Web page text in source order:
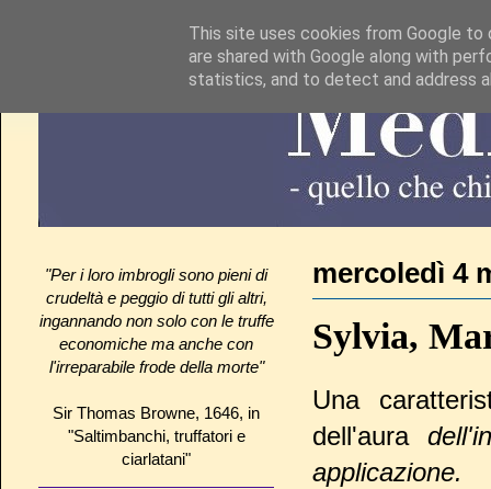
mercoledì 4
Sylvia,
Una
dell'aura
applicazione.
"Per i loro imbrogli sono pieni di
crudeltà e peggio di tutti gli altri,
ingannando non solo con le truffe
economiche ma anche con
l'irreparabile frode della morte"
Sir Thomas Browne, 1646, in
"Saltimbanchi, truffatori e
ciarlatani"
This site uses cookies from Google to
are shared with Google along with
statistics, and to detect and address